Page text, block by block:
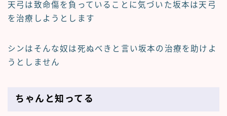
天弓は致命傷を負っていることに気づいた坂本は天弓
を治療しようとします
シンはそんな奴は死ぬべきと言い坂本の治療を助けよ
うとしません
ちゃんと知ってる